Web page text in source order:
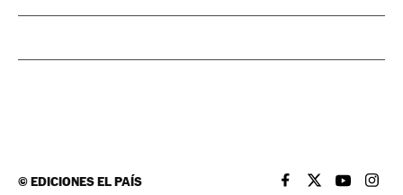
©EDICIONES EL PAÍS EL PAÍS BRASIL EN
EL PAÍSEL PAÍS
EL